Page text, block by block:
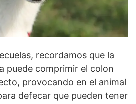
recordamos que la
puede comprimir el colon
provocando en el animal
defecar que pueden tener